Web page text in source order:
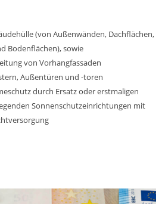
(von Außenwänden, Dachflächen,
Bodenflächen), sowie
von Vorhangfassaden
Außentüren und -toren
durch Ersatz oder erstmaligen
Sonnenschutzeinrichtungen mit